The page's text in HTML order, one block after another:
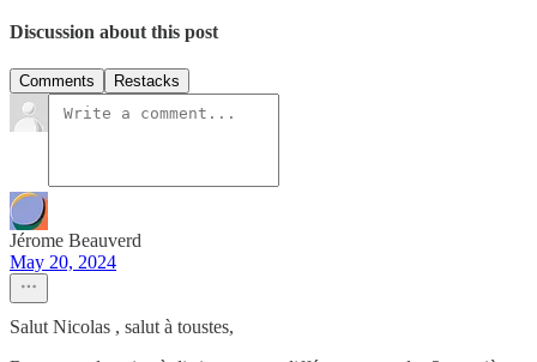
Discussion about this post
Comments Restacks
Jérome Beauverd
May 20, 2024
Salut Nicolas , salut à toustes,